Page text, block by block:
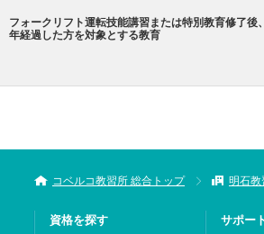
フォークリフト運転技能講習または特別教育修了後
年経過した方を対象とする教育
コベルコ教習所 総合トップ 明石教
資格を探す
サポー